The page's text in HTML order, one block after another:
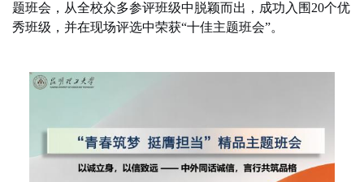
题班会，从全校众多参评班级中脱颖而出，成功入围20个优
秀班级，并在现场评选中荣获“十佳主题班会”。